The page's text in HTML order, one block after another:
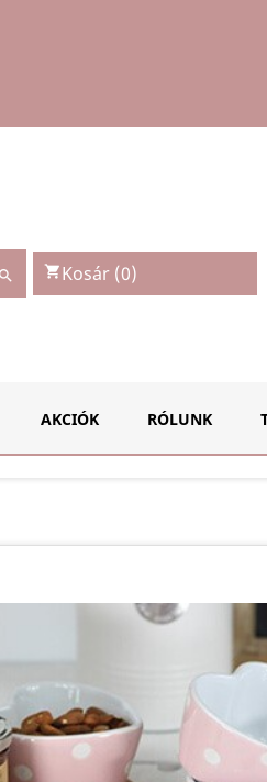
 shopping_cartKosár (0)
AKCIÓK RÓLUNK